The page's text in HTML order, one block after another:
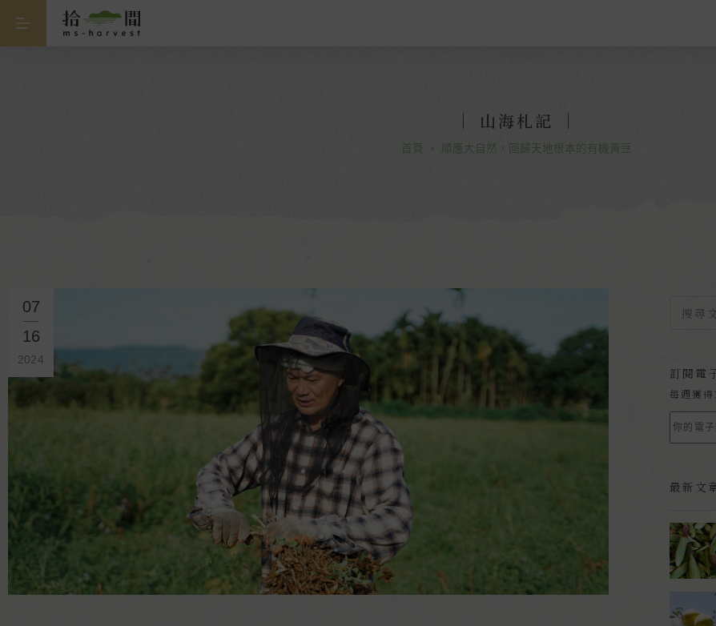
｜ 山海札記 ｜
首頁 ・ 順應大自然，回歸天地根本的有機黃豆
07
16
2024
訂閱電
每週獲
最新文